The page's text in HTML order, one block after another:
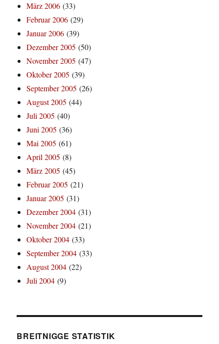
März 2006 (33)
Februar 2006 (29)
Januar 2006 (39)
Dezember 2005 (50)
November 2005 (47)
Oktober 2005 (39)
September 2005 (26)
August 2005 (44)
Juli 2005 (40)
Juni 2005 (36)
Mai 2005 (61)
April 2005 (8)
März 2005 (45)
Februar 2005 (21)
Januar 2005 (31)
Dezember 2004 (31)
November 2004 (21)
Oktober 2004 (33)
September 2004 (33)
August 2004 (22)
Juli 2004 (9)
BREITNIGGE STATISTIK